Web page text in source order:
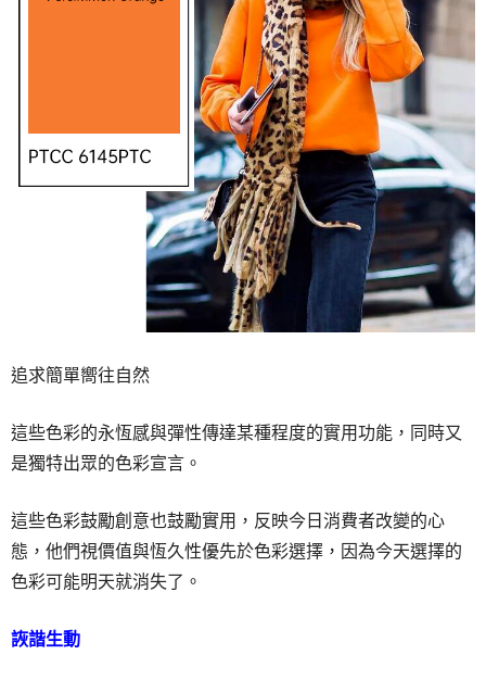
追求簡單嚮往自然
這些色彩的永恆感與彈性傳達某種程度的實用功能，同時又
是獨特出眾的色彩宣言。
這些色彩鼓勵創意也鼓勵實用，反映今日消費者改變的心
態，他們視價值與恆久性優先於色彩選擇，因為今天選擇的
色彩可能明天就消失了。
詼諧生動